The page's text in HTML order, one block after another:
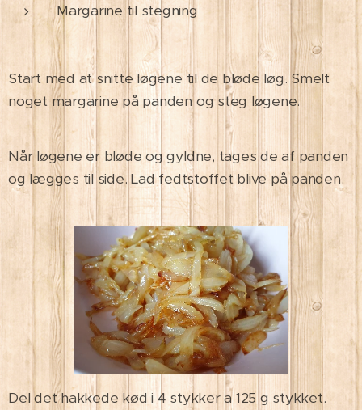
Margarine til stegning
Start med at snitte løgene til de bløde løg. Smelt
noget margarine på panden og steg løgene.
Når løgene er bløde og gyldne, tages de af panden
og lægges til side. Lad fedtstoffet blive på panden.
Del det hakkede kød i 4 stykker a 125 g stykket.